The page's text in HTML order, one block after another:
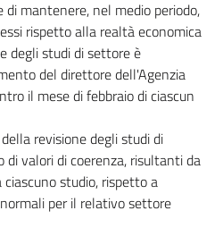
mantenere, nel medio periodo,
rispetto alla realtà economica
degli studi di settore è
del direttore dell'Agenzia
il mese di febbraio di ciascun
revisione degli studi di
valori di coerenza, risultanti da
studio, rispetto a
per il relativo settore